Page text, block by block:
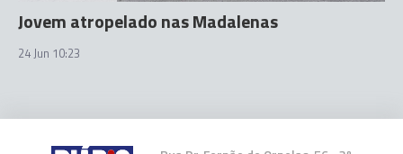
Jovem atropelado nas Madalenas
24 Jun 10:23